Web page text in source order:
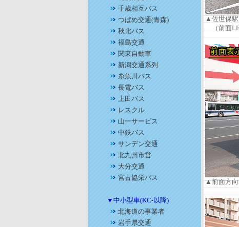
千歳相互バス
つばめ交通(青森)
秋北バス
福島交通
関東自動車
新潟交通系列
糸魚川バス
長電バス
上田バス
レスクル
山一サービス
中鉄バス
サンデン交通
北九州市営
大分交通
宮古協栄バス
▼中小型車(KC-以降)
北海道の事業者
岩手県交通
▲佐世保
（前面
▲前面方向